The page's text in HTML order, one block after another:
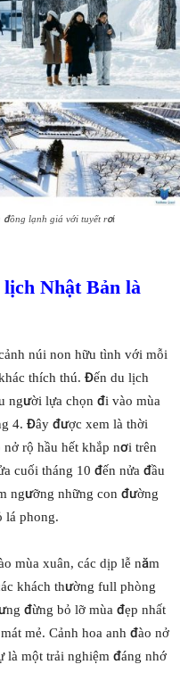
đông lạnh giá với tuyết rơi
Nhật Bản là
núi non hữu tình với mỗi
thích thú. Đến du lịch
người lựa chọn đi vào mùa
4. Đây được xem là thời
rộ hầu hết khắp nơi trên
cuối tháng 10 đến nửa đầu
ngưỡng những con đường
lá phong.
mùa xuân, các dịp lễ năm
khách thường full phòng
đừng bỏ lỡ mùa đẹp nhất
mẻ. Cảnh hoa anh đào nở
là một trải nghiệm đáng nhớ